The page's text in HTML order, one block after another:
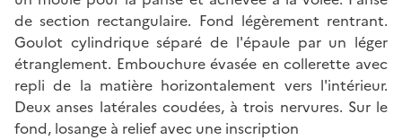
de section rectangulaire. Fond légèrement rentrant.
Goulot cylindrique séparé de l'épaule par un léger
étranglement. Embouchure évasée en collerette avec
repli de la matière horizontalement vers l'intérieur.
Deux anses latérales coudées, à trois nervures. Sur le
fond, losange à relief avec une inscription